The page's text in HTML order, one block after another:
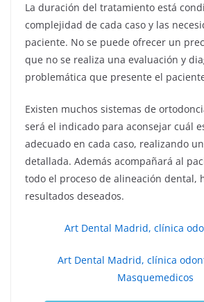
La duración del tratamiento está
complejidad de cada caso y las
paciente. No se puede ofrecer un
que no se realiza una evaluación y
problemática que presente el
Existen muchos sistemas de
será el indicado para aconsejar cuál
adecuado en cada caso, realizando
detallada. Además acompañará al
todo el proceso de alineación dental,
resultados deseados.
Art Dental Madrid, clínica
Art Dental Madrid, clínica
Masquemedicos